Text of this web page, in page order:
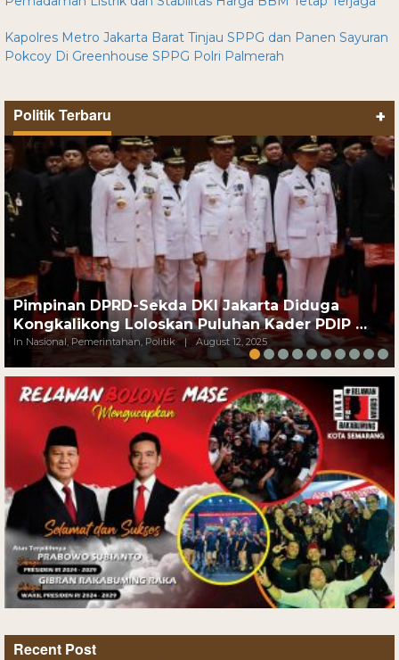
Kapolres Metro Jakarta Barat Tinjau SPPG dan Panen Sayuran
Pokcoy Di Greenhouse SPPG Polri Palmerah
Politik Terbaru +
Pimpinan DPRD-Sekda DKI Jakarta Diduga
Kongkalikong Loloskan Puluhan Kader PDIP …
In Nasional, Pemerintahan, Politik | August 12, 2025
Recent Post